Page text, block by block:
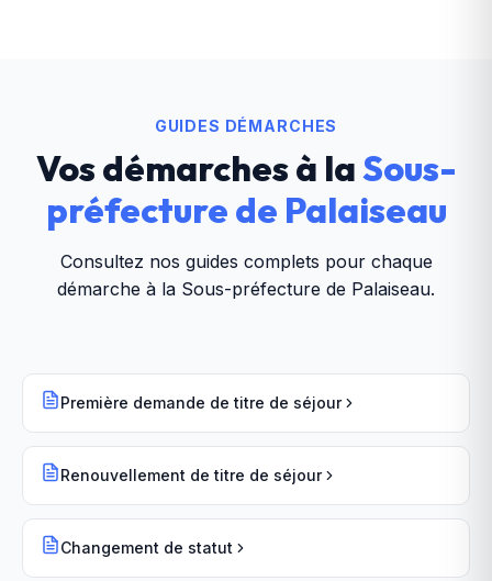
GUIDES DÉMARCHES
Vos démarches à laSous-
préfecture de Palaiseau
Consultez nos guides complets pour chaque
démarche à la Sous-préfecture de Palaiseau.
Première demande de titre de séjour
Renouvellement de titre de séjour
Changement de statut